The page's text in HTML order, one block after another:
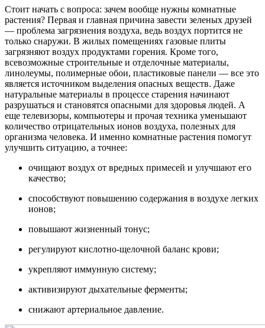
Стоит начать с вопроса: зачем вообще нужны комнатные
растения? Первая и главная причина завести зеленых друзей
— проблема загрязнения воздуха, ведь воздух портится не
только снаружи. В жилых помещениях газовые плиты
загрязняют воздух продуктами горения. Кроме того,
всевозможные строительные и отделочные материалы,
линолеумы, полимерные обои, пластиковые панели — все это
является источником выделения опасных веществ. Даже
натуральные материалы в процессе старения начинают
разрушаться и становятся опасными для здоровья людей. А
еще телевизоры, компьютеры и прочая техника уменьшают
количество отрицательных ионов воздуха, полезных для
организма человека. И именно комнатные растения помогут
улучшить ситуацию, а точнее:
очищают воздух от вредных примесей и улучшают его
качество;
способствуют повышению содержания в воздухе легких
ионов;
повышают жизненный тонус;
регулируют кислотно-щелочной баланс крови;
укрепляют иммунную систему;
активизируют дыхательные ферменты;
снижают артериальное давление.